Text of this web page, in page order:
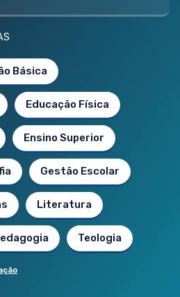
Básica
Educação Física
Ensino Superior
Gestão Escolar
Literatura
Teologia